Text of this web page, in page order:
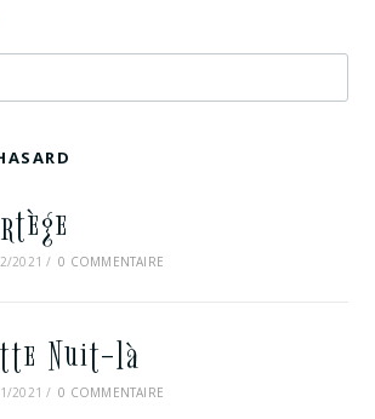
2021 / 0 COMMENTAIRE
Nuit-là
2021 / 0 COMMENTAIRE